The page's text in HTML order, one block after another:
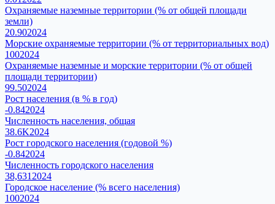
Охраняемые наземные территории (% от общей площади
земли)
20.902024
Морские охраняемые территории (% от территориальных вод)
1002024
Охраняемые наземные и морские территории (% от общей
площади территории)
99.502024
Рост населения (в % в год)
-0.842024
Численность населения, общая
38.6K2024
Рост городского населения (годовой %)
-0.842024
Численность городского населения
38,631 2024
Городское население (% всего населения)
1002024